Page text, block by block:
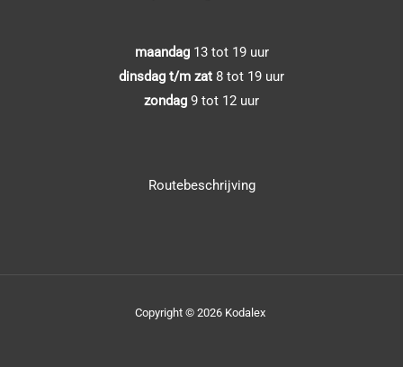
maandag 13 tot 19 uur
dinsdag t/m zat 8 tot 19 uur
zondag 9 tot 12 uur
Routebeschrijving
Copyright © 2026 Kodalex